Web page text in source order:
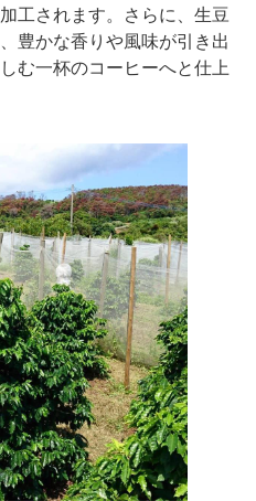
工されます。さらに、生豆
豊かな香りや風味が引き出
む一杯のコーヒーへと仕上